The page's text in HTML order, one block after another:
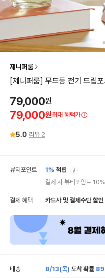
제니퍼룸
[제니퍼룸] 무드등 전기 드립
79,000원
79,000원최대 혜택가
5.0 리뷰 2
뷰티포인트 1% 적립
결제 시 뷰티포인트
결제 혜택 카드사 및 결제수단 할인
배송 8/13(목) 도착 확률